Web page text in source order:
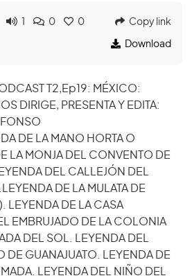
0 0 Copy link
Download
T2,Ep19: MÉXICO:
DIRIGE, PRESENTA Y EDITA:
DE LA MANO HORTA O
LA MONJA DEL CONVENTO DE
DEL CALLEJÓN DEL
DE LA MULATA DE
LEYENDA DE LA CASA
EMBRUJADO DE LA COLONIA
DEL SOL. LEYENDA DEL
DE GUANAJUATO. LEYENDA DE
LEYENDA DEL NIÑO DEL